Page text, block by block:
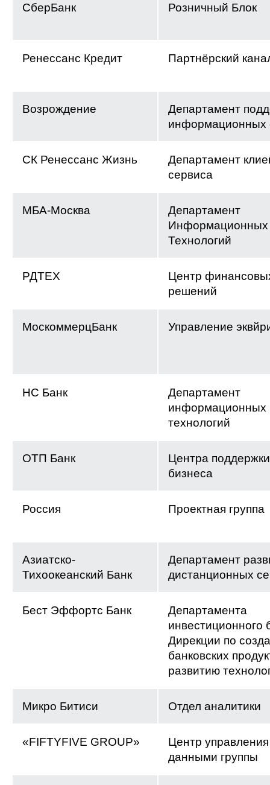
СберБанк Розничный Блок
Ренессанс Кредит Партнёрский
Возрождение
Департамент
информационных
СК Ренессанс Жизнь
Департамент
сервиса
МБА-Москва
Департамент
Информационных
Технологий
РДТЕХ
Центр
решений
МоскоммерцБанк Управление
НС Банк
Департамент
информационных
технологий
ОТП Банк
Центра
бизнеса
Россия Проектная группа
Азиатско-
Тихоокеанский Банк
Департамент
дистанционных
Бест Эффортс Банк
Департамента
инвестиционного
Дирекции по
банковских
развитию
Микро Битиси Отдел аналитики
«FIFTYFIVE GROUP»
Центр управления
данными группы